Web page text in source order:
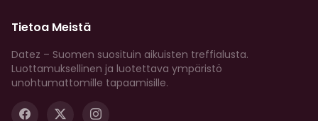
Tietoa Meistä
Datez – Suomen suosituin aikuisten treffialusta.
Luottamuksellinen ja luotettava ympäristö
unohtumattomille tapaamisille.